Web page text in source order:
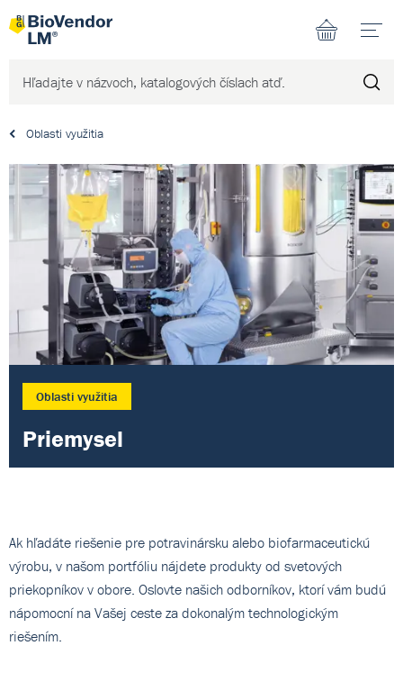
Oblasti využitia
Oblasti využitia
Priemysel
Ak hľadáte riešenie pre potravinársku alebo biofarmaceutickú
výrobu, v našom portfóliu nájdete produkty od svetových
priekopníkov v obore. Oslovte našich odborníkov, ktorí vám budú
nápomocní na Vašej ceste za dokonalým technologickým
riešením.